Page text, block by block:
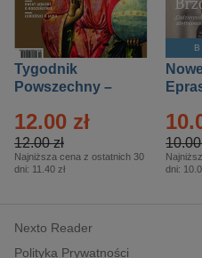
Tygodnik
Powszechny –
12.00 zł
12.00 zł
Najniższa cena z ostatnich 30
dni: 11.40 zł
10.00
dni:
Nexto Reader
Polityka Prywatności